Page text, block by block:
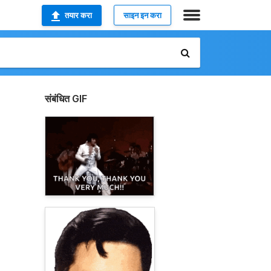
तयार करा साइन इन करा
संबंधित GIF